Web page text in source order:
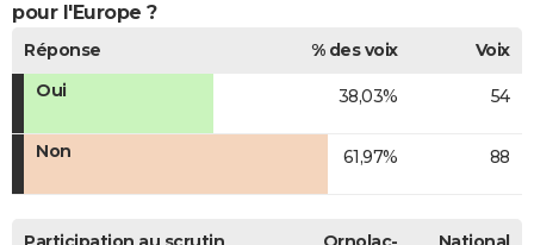
pour l'Europe ?
Réponse % des voix
Voix
Oui
38,03% 54
Non 61,97% 88